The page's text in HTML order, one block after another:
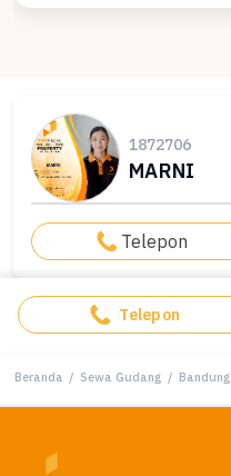
1872706
MARNI
Telepon
Telepon
Beranda / Sewa Gudang / Bandung